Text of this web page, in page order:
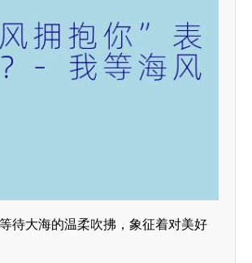
待大海的温柔吹拂，象征着对美好